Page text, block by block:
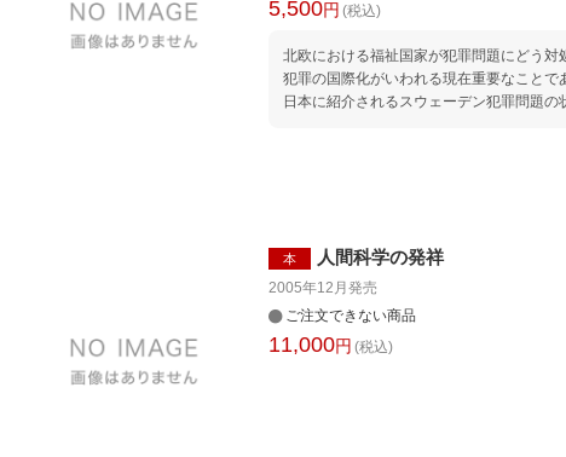
5,500円 (税込)
北欧における福祉国家が犯罪問題にどう対
犯罪の国際化がいわれる現在重要なことで
日本に紹介されるスウェーデン犯罪問題の
本 人間科学の発祥
2005年12月発売
ご注文できない商品
11,000円 (税込)